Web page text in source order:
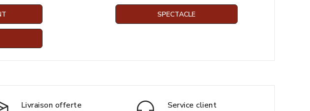
SPECTACLE
Livraison offerte Service client